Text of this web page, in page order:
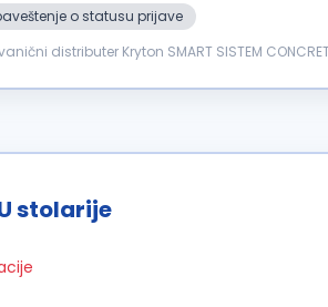
o statusu prijave
distributer Kryton SMART SISTEM
stolarije